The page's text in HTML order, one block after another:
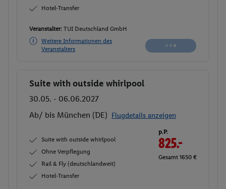
Hotel-Transfer
Veranstalter: TUI Deutschland GmbH
Weitere Informationen des
Veranstalters
Buchen
Buchen
Suite with outside whirlpool
30.05. - 06.06.2027
Flugdetails anzeigen
Suite with outside whirlpool
Ohne Verpflegung
Rail & Fly (deutschlandweit)
p.P.
825.-